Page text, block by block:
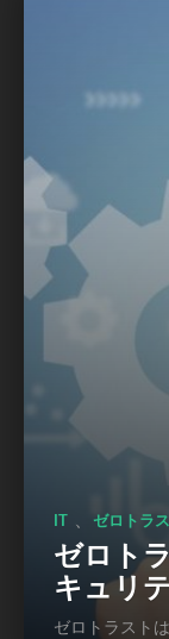
IT ゼロトラ
ゼロト
キュリ
ゼロトラスト